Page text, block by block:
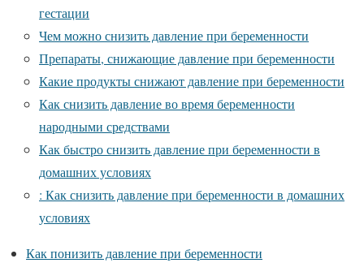
гестации
Чем можно снизить давление при беременности
Препараты, снижающие давление при беременности
Какие продукты снижают давление при беременности
Как снизить давление во время беременности
народными средствами
Как быстро снизить давление при беременности в
домашних условиях
: Как снизить давление при беременности в домашних
условиях
Как понизить давление при беременности